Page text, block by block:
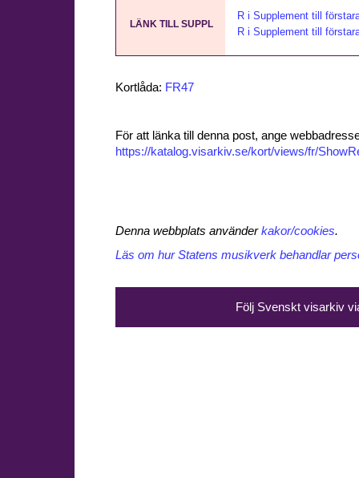
LÄNK TILL SUPPL
R i Supplement till
R i Supplement till
Kortlåda: FR47
För att länka till denna post, ange
https://katalog.visarkiv.se/kort/views/fr/
Denna webbplats använderkakor/cookies.
Läs om hur Statens musikverk behandlar
Följ Svenskt visarkiv